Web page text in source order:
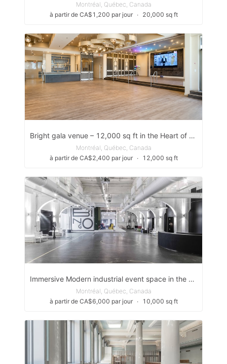
Montréal, Québec, Canada
à partir de CA$1,200 par jour
∙ 20,000 sq ft
Bright gala venue – 12,000 sq ft in the Heart of Chinatown
Montréal, Québec, Canada
à partir de CA$2,400 par jour
∙ 12,000 sq ft
Immersive Modern industrial event space in the Old port of Montreal
Montréal, Québec, Canada
à partir de CA$6,000 par jour
∙ 10,000 sq ft